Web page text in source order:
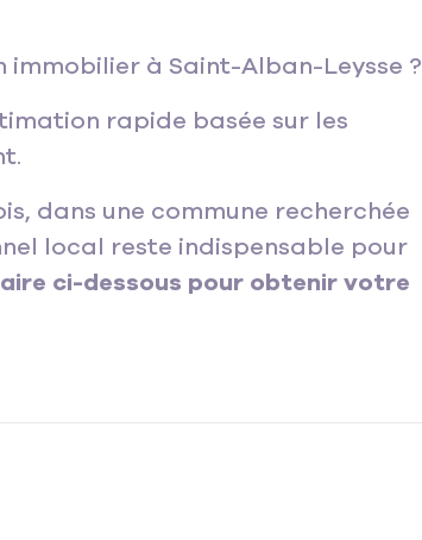
à Saint-Alban-Leysse ?
rapide basée sur les
dans une commune recherchée
local reste indispensable pour
ci-dessous pour obtenir votre